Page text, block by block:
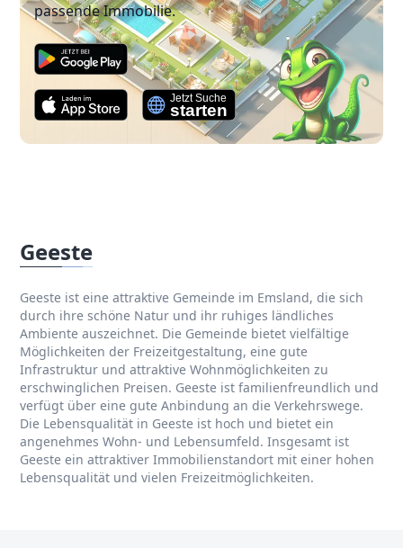
passende Immobilie.
Geeste
Geeste ist eine attraktive Gemeinde im Emsland, die sich
durch ihre schöne Natur und ihr ruhiges ländliches
Ambiente auszeichnet. Die Gemeinde bietet vielfältige
Möglichkeiten der Freizeitgestaltung, eine gute
Infrastruktur und attraktive Wohnmöglichkeiten zu
erschwinglichen Preisen. Geeste ist familienfreundlich und
verfügt über eine gute Anbindung an die Verkehrswege.
Die Lebensqualität in Geeste ist hoch und bietet ein
angenehmes Wohn- und Lebensumfeld. Insgesamt ist
Geeste ein attraktiver Immobilienstandort mit einer hohen
Lebensqualität und vielen Freizeitmöglichkeiten.